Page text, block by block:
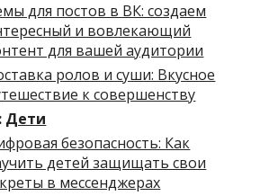
для постов в ВК: создаем
и вовлекающий
для вашей аудитории
ролов и суши: Вкусное
к совершенству
Дети
безопасность: Как
детей защищать свои
в мессенджерах